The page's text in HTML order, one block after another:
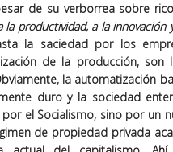
de su verborrea sobre
productividad, a la innovación
la saciedad por los
de la producción,
la automatización
duro y la sociedad
el Socialismo, sino por un
de propiedad privada